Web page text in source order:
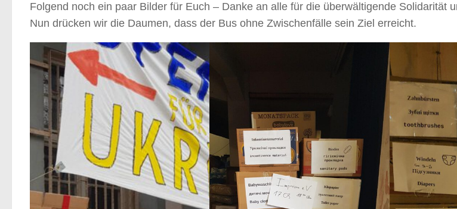
Folgend noch ein paar Bilder für Euch – Danke an alle für die überwältigende Solidarität
Nun drücken wir die Daumen, dass der Bus ohne Zwischenfälle sein Ziel erreicht.